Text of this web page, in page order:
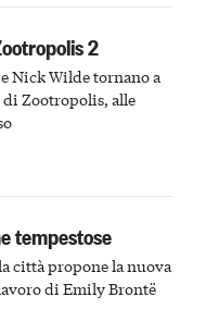
2
Nick Wilde tornano a
Zootropolis, alle
tempestose
città propone la nuova
di Emily Brontë